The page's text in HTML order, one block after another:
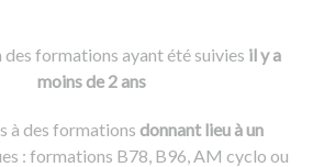
formations ayant été suivies il y a
moins de 2 ans
à des formations donnant lieu à un
: formations B78, B96, AM cyclo ou